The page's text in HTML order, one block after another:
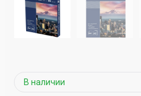
В наличии